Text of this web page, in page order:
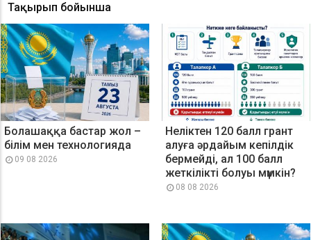
Тақырып бойынша
Болашаққа бастар жол –
білім мен технологияда
09 08 2026
Неліктен 120 балл грант
алуға әрдайым кепілдік
бермейді, ал 100 балл
жеткілікті болуы мүмкін?
08 08 2026